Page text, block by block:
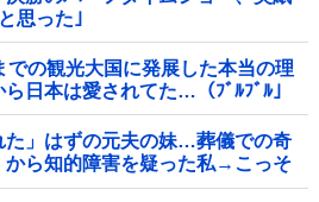
思った｣
での観光大国に発展した本当の理
日本は愛されてた…（ﾌﾞﾙﾌﾞﾙ」
た」はずの元夫の妹…葬儀での奇
から知的障害を疑った私→こっそ
させた話